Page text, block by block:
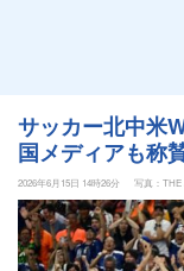
サッカー北中米
国メディアも称
2026年6月15日 14時26分 写真：THE